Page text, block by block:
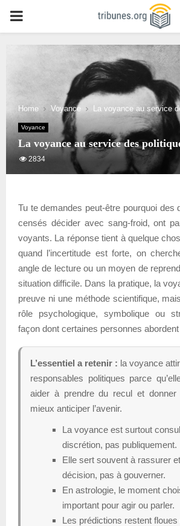
PRIMARY
MENU
Home Voyance La voyance au service
Voyance
La voyance au service des
2834
Tu te demandes peut-être pourquoi des
censés décider avec sang-froid, ont
voyants. La réponse tient à quelque
quand l’incertitude est forte, on
angle de lecture ou un moyen de
situation difficile. Dans la pratique, la
preuve ni une méthode scientifique,
rôle psychologique, symbolique ou
façon dont certaines personnes
L’essentiel a retenir : la voyance
responsables politiques parce
aider à prendre du recul et donner
mieux anticiper l’avenir.
La voyance est surtout
discrétion, pas publiquement.
Elle sert souvent à rassurer
décision, pas à gouverner.
En astrologie, le moment
important pour agir ou parler.
Les prédictions restent